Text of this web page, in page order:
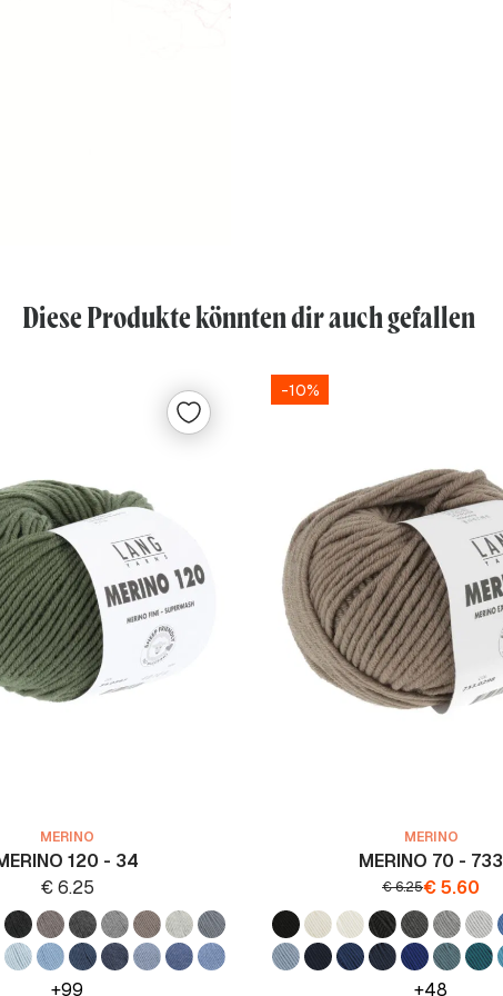
Diese Produkte könnten dir auch gefallen
MERINO
120 - 34
€6.25
+99
-10%
MERINO
MERINO 70 - 733
€6.25€5.60
+48